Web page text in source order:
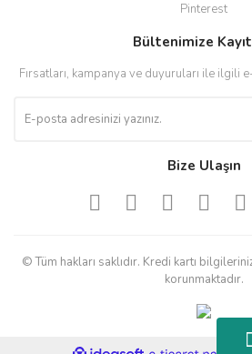
Pinterest
Bültenimize
Fırsatları, kampanya ve duyuruları ile ilgili
Bize Ulaşın
© Tüm hakları saklıdır. Kredi kartı
korunmaktadır.